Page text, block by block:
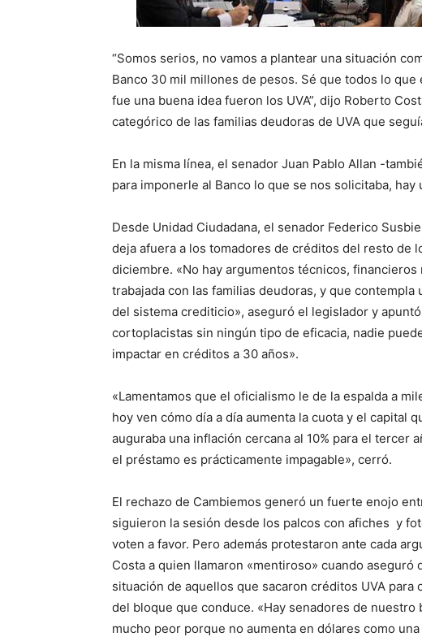
“Somos serios, no vamos a plantear una situación
Banco 30 mil millones de pesos. Sé que todos lo
fue una buena idea fueron los UVA”, dijo Roberto
categórico de las familias deudoras de UVA que
En la misma línea, el senador Juan Pablo Allan -
para imponerle al Banco lo que se nos solicitaba,
Desde Unidad Ciudadana, el senador Federico
deja afuera a los tomadores de créditos del resto de
diciembre. «No hay argumentos técnicos,
trabajada con las familias deudoras, y que
del sistema crediticio», aseguró el legislador y
cortoplacistas sin ningún tipo de eficacia, nadie
impactar en créditos a 30 años».
«Lamentamos que el oficialismo le de la espalda a
hoy ven cómo día a día aumenta la cuota y el capital
auguraba una inflación cercana al 10% para el tercer
el préstamo es prácticamente impagable», cerró.
El rechazo de Cambiemos generó un fuerte enojo
siguieron la sesión desde los palcos con afiches y
voten a favor. Pero además protestaron ante cada
Costa a quien llamaron «mentiroso» cuando
situación de aquellos que sacaron créditos UVA
del bloque que conduce. «Hay senadores de
mucho peor porque no aumenta en dólares como